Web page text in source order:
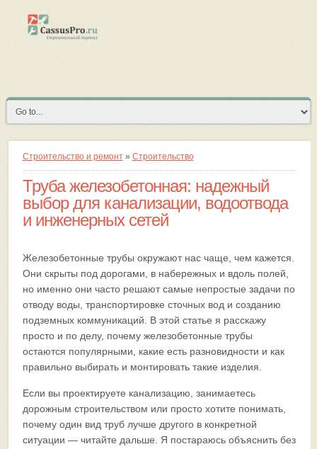
Строительство и ремонт» Строительство
Труба железобетонная: надежный
выбор для канализации, водоотвода
и инженерных сетей
Железобетонные трубы окружают нас чаще, чем кажется.
Они скрыты под дорогами, в набережных и вдоль полей,
но именно они часто решают самые непростые задачи по
отводу воды, транспортировке сточных вод и созданию
подземных коммуникаций. В этой статье я расскажу
просто и по делу, почему железобетонные трубы
остаются популярными, какие есть разновидности и как
правильно выбирать и монтировать такие изделия.
Если вы проектируете канализацию, занимаетесь
дорожным строительством или просто хотите понимать,
почему один вид труб лучше другого в конкретной
ситуации — читайте дальше. Я постараюсь объяснить без